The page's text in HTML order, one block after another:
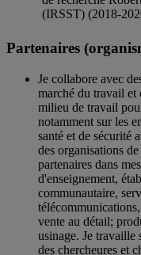
(IRSST) (2018-
Partenaires
Je collabore avec
marché du travail et
milieu de travail
notamment sur les
santé et de sécurité
des organisations
partenaires dans
d'enseignement,
communautaire,
vente au détail;
usinage. Je
des chercheures et